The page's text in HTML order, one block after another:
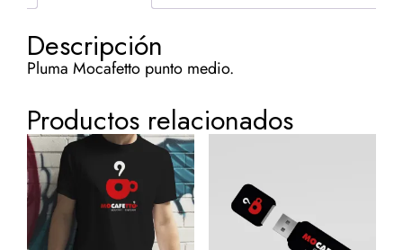
Descripción
Pluma Mocafetto punto medio.
Productos relacionados